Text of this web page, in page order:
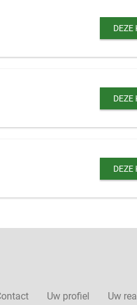
DEZE
DEZE
DEZE
Uw profiel Uw